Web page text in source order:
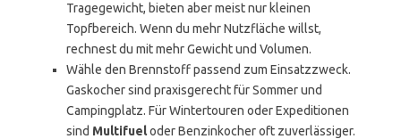
Tragegewicht, bieten aber meist nur kleinen
Topfbereich. Wenn du mehr Nutzfläche willst,
rechnest du mit mehr Gewicht und Volumen.
Wähle den Brennstoff passend zum Einsatzzweck.
Gaskocher sind praxisgerecht für Sommer und
Campingplatz. Für Wintertouren oder Expeditionen
sind Multifueloder Benzinkocher oft zuverlässiger.